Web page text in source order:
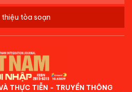
thiệu tòa soạn
THỰC TIỄN - TRUYỀN THÔNG